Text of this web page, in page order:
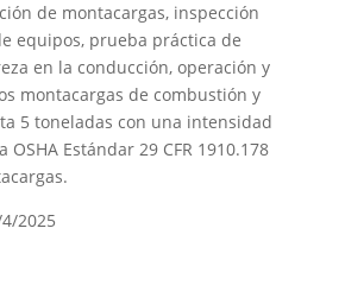
de montacargas, inspección
equipos, prueba práctica de
en la conducción, operación y
montacargas de combustión y
5 toneladas con una intensidad
Estándar 29 CFR 1910.178
4/2025